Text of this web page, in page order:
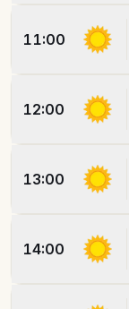
11:00
12:00
13:00
14:00